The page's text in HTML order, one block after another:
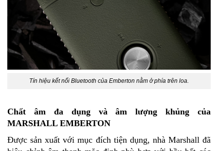
Tín hiệu kết nối Bluetooth của Emberton nằm ở phía trên loa.
Chất âm đa dụng và âm lượng khủng của
MARSHALL EMBERTON
Được sản xuất với mục đích tiện dụng, nhà Marshall đã